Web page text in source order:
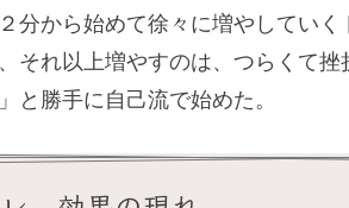
分から始めて徐々に増やしてい
それ以上増やすのは、つらくて
と勝手に自己流で始めた。